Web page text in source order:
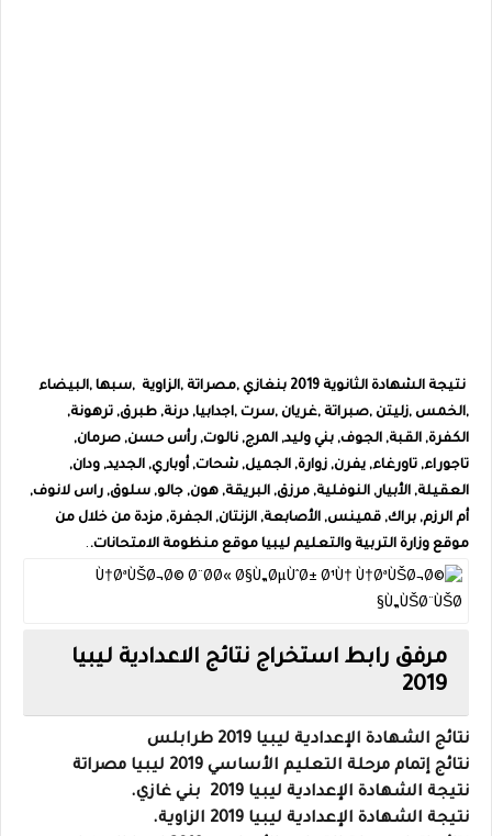
نتيجة الشهادة الثانوية 2019 بنغازي ,مصراتة ,الزاوية ,سبها ,البيضاء
,الخمس ,زليتن ,صبراتة ,غريان ,سرت ,اجدابيا, درنة, طبرق, ترهونة,
الكفرة, القبة, الجوف, بني وليد, المرج, نالوت, رأس حسن, صرمان,
تاجوراء, تاورغاء, يفرن, زوارة, الجميل‎‎, شحات‎‎, أوباري‎‎, الجديد‎‎, ودان‎‎,
العقيلة, الأبيار‎‎, النوفلية‎‎, مرزق‎‎, البريقة, هون‎‎, جالو‎‎, سلوق‎‎, راس لانوف‎‎,
أم الرزم‎‎, براك‎‎, قمينس‎‎, الأصابعة, الزنتان, الجفرة, مزدة من خلال من
موقع وزارة التربية والتعليم ليبيا موقع منظومة الامتحانات..
مرفق رابط استخراج نتائج الاعدادية ليبيا
2019
نتائج الشهادة الإعدادية ليبيا 2019 طرابلس
نتائج إتمام مرحلة التعليم الأساسي 2019 ليبيا مصراتة
نتيجة الشهادة الإعدادية ليبيا 2019 بني غازي.
نتيجة الشهادة الإعدادية ليبيا 2019 الزاوية.